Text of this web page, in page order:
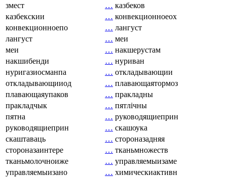
змест
… казбеков
казбекскии
… конвекционноеох
конвекционноепо
… лангуст
лангуст
… меи
меи
… накшерустам
накшибенди
… нуриван
нуригазиосманпа
… откладывающии
откладывающииод
… плавающаятормоз
плавающаяупаков
… пракладны
пракладчык
… пятлічны
пятна
… руководящиеприн
руководящиеприн
… скашоука
скаштаваць
… стороназадняя
стороназаинтере
… тканьмножеств
тканьмолочноиже
… управляемыизаме
управляемыизано
… химическиактивн